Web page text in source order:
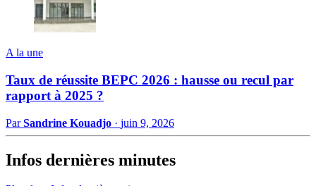
A la une
Taux de réussite BEPC 2026 : hausse ou recul par
rapport à 2025 ?
ParSandrine Kouadjo · juin 9, 2026
Infos dernières minutes